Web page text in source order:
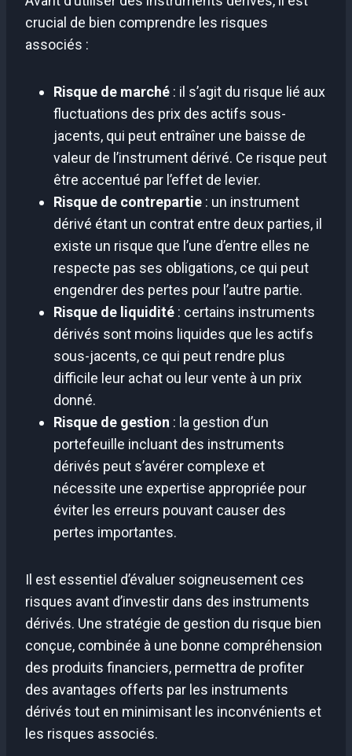
crucial de bien comprendre les risques
associés :
Risque de marché : il s’agit du risque lié aux
fluctuations des prix des actifs sous-
jacents, qui peut entraîner une baisse de
valeur de l’instrument dérivé. Ce risque peut
être accentué par l’effet de levier.
Risque de contrepartie : un instrument
dérivé étant un contrat entre deux parties, il
existe un risque que l’une d’entre elles ne
respecte pas ses obligations, ce qui peut
engendrer des pertes pour l’autre partie.
Risque de liquidité : certains instruments
dérivés sont moins liquides que les actifs
sous-jacents, ce qui peut rendre plus
difficile leur achat ou leur vente à un prix
donné.
Risque de gestion : la gestion d’un
portefeuille incluant des instruments
dérivés peut s’avérer complexe et
nécessite une expertise appropriée pour
éviter les erreurs pouvant causer des
pertes importantes.
Il est essentiel d’évaluer soigneusement ces
risques avant d’investir dans des instruments
dérivés. Une stratégie de gestion du risque bien
conçue, combinée à une bonne compréhension
des produits financiers, permettra de profiter
des avantages offerts par les instruments
dérivés tout en minimisant les inconvénients et
les risques associés.